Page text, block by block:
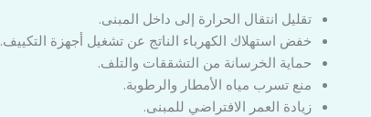
تقليل انتقال الحرارة إلى داخل المبنى.
خفض استهلاك الكهرباء الناتج عن تشغيل أجهزة التكييف.
حماية الخرسانة من التشققات والتلف.
منع تسرب مياه الأمطار والرطوبة.
زيادة العمر الافتراضي للمبنى.